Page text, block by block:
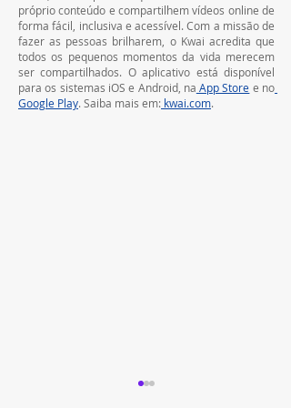
próprio conteúdo e compartilhem vídeos online de
forma fácil, inclusiva e acessível. Com a missão de
fazer as pessoas brilharem, o Kwai acredita que
todos os pequenos momentos da vida merecem
ser compartilhados. O aplicativo está disponível
para os sistemas iOS e Android, na App Store e no
Google Play. Saiba mais em: kwai.com.